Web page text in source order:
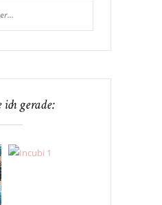
ich gerade: